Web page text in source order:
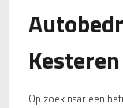
Kesteren
Op zoek naar een